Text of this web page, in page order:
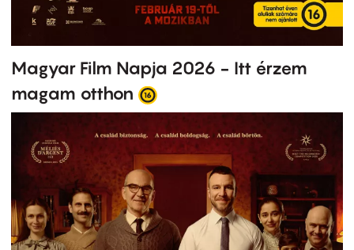
Magyar Film Napja 2026 - Itt érzem
magam otthon